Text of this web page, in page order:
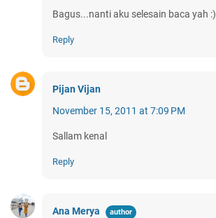
Bagus...nanti aku selesain baca yah :)
Reply
Pijan Vijan
November 15, 2011 at 7:09 PM
Sallam kenal
Reply
Ana Merya